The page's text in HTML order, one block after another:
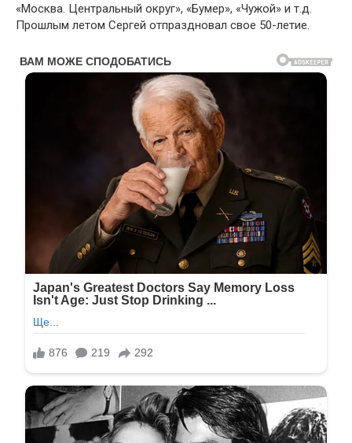
«Москва. Центральный округ», «Бумер», «Чужой» и т.д.
Прошлым летом Сергей отпраздновал свое 50-летие.